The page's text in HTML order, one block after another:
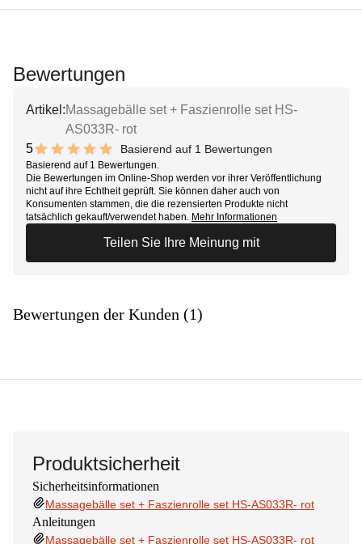
Bewertungen
Artikel:Massagebälle set + Faszienrolle set HS-
AS033R- rot
5
10 out of 10 stars
Basierend auf 1 Bewertungen
Basierend auf 1 Bewertungen.
Die Bewertungen im Online-Shop werden vor ihrer Veröffentlichung
nicht auf ihre Echtheit geprüft. Sie können daher auch von
Konsumenten stammen, die die rezensierten Produkte nicht
tatsächlich gekauft/verwendet haben. Mehr Informationen
Teilen Sie Ihre Meinung mit
Bewertungen der Kunden (1)
Produktsicherheit
Sicherheitsinformationen
Massagebälle set + Faszienrolle set HS-AS033R- rot
Anleitungen
Massagebälle set + Faszienrolle set HS-AS033R- rot